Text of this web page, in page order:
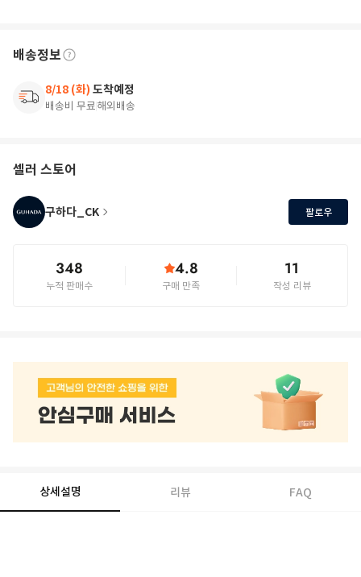
배송정보
8/18 (화) 도착예정
배송비 무료해외배송
셀러 스토어
구하다_CK 팔로우
348
누적 판매수
4.8
구매 만족
11
작성 리뷰
상세설명 리뷰 FAQ